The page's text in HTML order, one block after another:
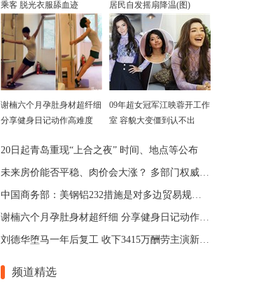
乘客 脱光衣服舔血迹
居民自发摇扇降温(图)
谢楠六个月孕肚身材超纤细
分享健身日记动作高难度
09年超女冠军江映蓉开工作
室 容貌大变僵到认不出
20日起青岛重现“上合之夜” 时间、地点等公布
未来房价能否平稳、肉价会大涨？ 多部门权威回应
中国商务部：美钢铝232措施是对多边贸易规则的严重破坏
谢楠六个月孕肚身材超纤细 分享健身日记动作高难度
刘德华堕马一年后复工 收下3415万酬劳主演新戏兼监制
频道精选